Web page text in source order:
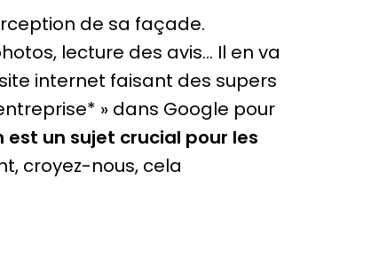
de sa façade.
lecture des avis… Il en va
internet faisant des supers
» dans Google pour
est un sujet crucial pour les
croyez-nous, cela